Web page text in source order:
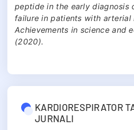
peptide in the early diagnosis
failure in patients with arterial
Achievements in science and
(2020).
KARDIORESPIRATOR
JURNALI